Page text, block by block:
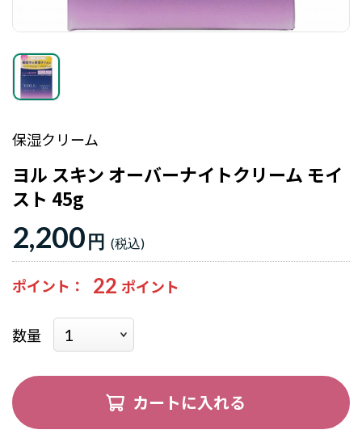
保湿クリーム
ヨル スキン オーバーナイトクリーム モイ
スト 45g
2,200円
ポイント 22
数量
カートに入れる